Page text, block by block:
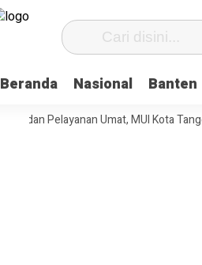
Beranda Nasional Banten
Pelayanan Umat, MUI Kota